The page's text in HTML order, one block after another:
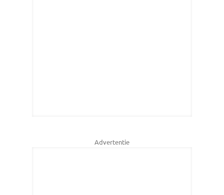
Advertentie